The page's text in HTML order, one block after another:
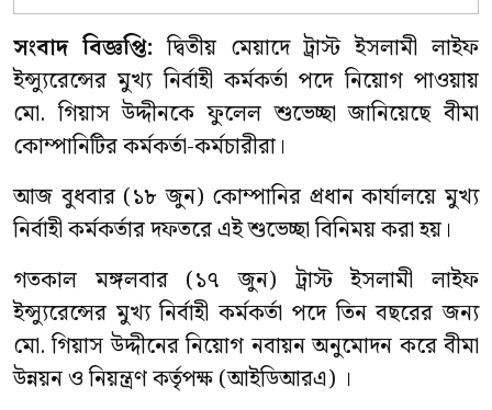
সংবাদ বিজ্ঞপ্তি: দ্বিতীয় মেয়াদে ট্রাস্ট ইসলামী লাইফ
ইন্স্যুরেন্সের মুখ্য নির্বাহী কর্মকর্তা পদে নিয়োগ পাওয়ায়
মো. গিয়াস উদ্দীনকে ফুলেল শুভেচ্ছা জানিয়েছে বীমা
কোম্পানিটির কর্মকর্তা-কর্মচারীরা।
আজ বুধবার (১৮ জুন) কোম্পানির প্রধান কার্যালয়ে মুখ্য
নির্বাহী কর্মকর্তার দফতরে এই শুভেচ্ছা বিনিময় করা হয়।
গতকাল মঙ্গলবার (১৭ জুন) ট্রাস্ট ইসলামী লাইফ
ইন্স্যুরেন্সের মুখ্য নির্বাহী কর্মকর্তা পদে তিন বছরের জন্য
মো. গিয়াস উদ্দীনের নিয়োগ নবায়ন অনুমোদন করে বীমা
উন্নয়ন ও নিয়ন্ত্রণ কর্তৃপক্ষ (আইডিআরএ) ।